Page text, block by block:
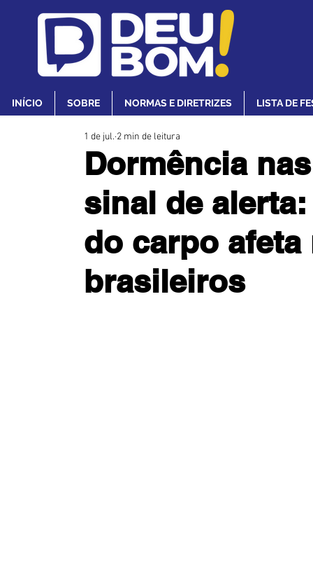
INÍCIO SOBRE NORMAS E DIRETRIZES LISTA DE
Dormência
sinal de
do carpo
brasileiros
1 de jul. 2 min de leitura